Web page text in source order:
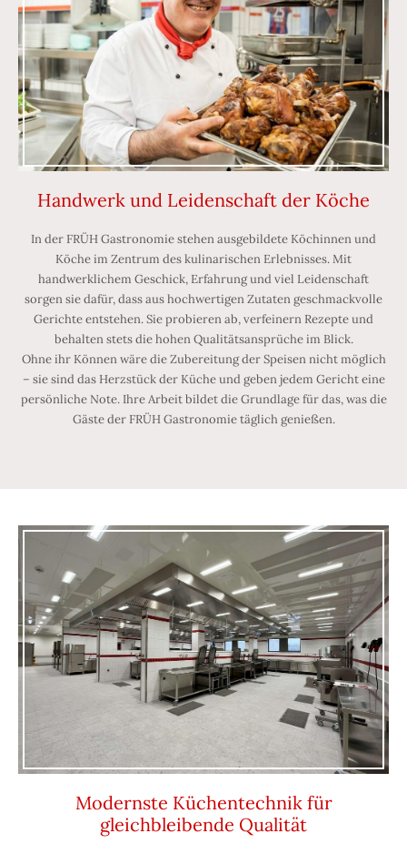
Handwerk und Leidenschaft der Köche
In der FRÜH Gastronomie stehen ausgebildete Köchinnen und
Köche im Zentrum des kulinarischen Erlebnisses. Mit
handwerklichem Geschick, Erfahrung und viel Leidenschaft
sorgen sie dafür, dass aus hochwertigen Zutaten geschmackvolle
Gerichte entstehen. Sie probieren ab, verfeinern Rezepte und
behalten stets die hohen Qualitätsansprüche im Blick.
Ohne ihr Können wäre die Zubereitung der Speisen nicht möglich
– sie sind das Herzstück der Küche und geben jedem Gericht eine
persönliche Note. Ihre Arbeit bildet die Grundlage für das, was die
Gäste der FRÜH Gastronomie täglich genießen.
Modernste Küchentechnik für
gleichbleibende Qualität